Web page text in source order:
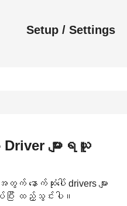
Setup / Settings
Driver များရယူ
နောက်ဆုံးပေါ် drivers များ
ြီး ထည့်သွင်းပါ။